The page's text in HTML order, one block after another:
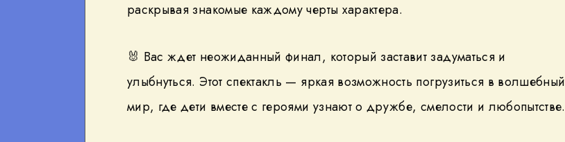
раскрывая знакомые каждому черты характера.
🐰 Вас ждет неожиданный финал, который заставит задуматься и
улыбнуться. Этот спектакль — яркая возможность погрузиться в волшебный
мир, где дети вместе с героями узнают о дружбе, смелости и любопытстве.